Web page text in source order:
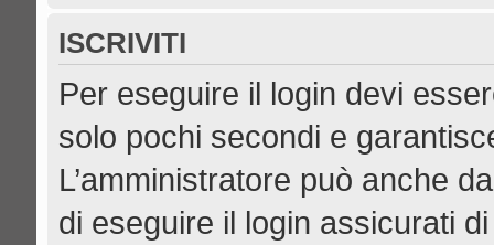
ISCRIVITI
Per eseguire il login devi
solo pochi secondi e
L’amministratore può anche
di eseguire il login assicurati